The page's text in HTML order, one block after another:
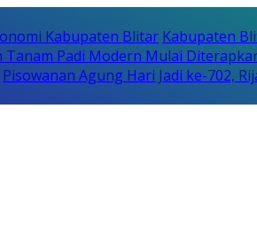
Kabupaten Blitar Kabupaten
Tanam Padi Modern Mulai
Pisowanan Agung Hari Jadi ke-702,